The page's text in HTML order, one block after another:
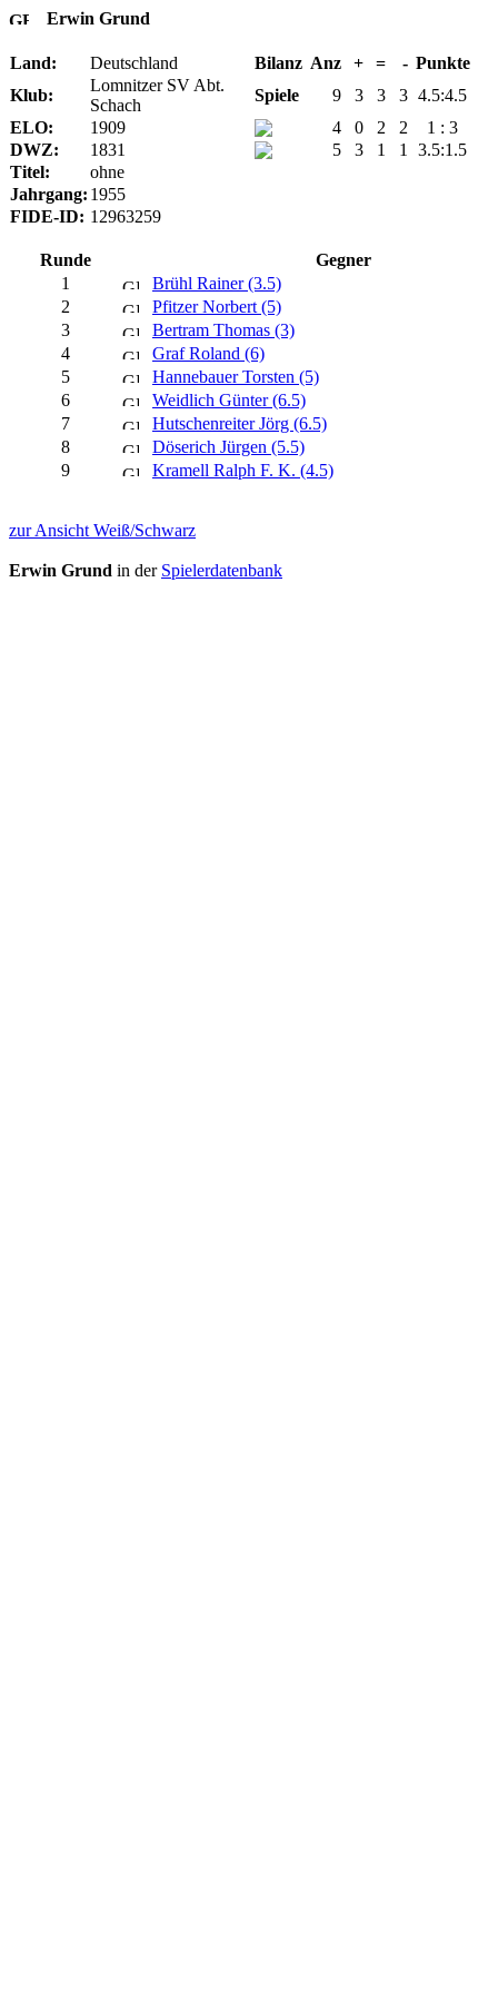
Erwin Grund
Land: Deutschland Bilanz Anz + = - Punkte
Klub:
Lomnitzer SV Abt.
Schach
Spiele 9 3 3 3 4.5:4.5
ELO:
1909 4 0 2 2
1 : 3
DWZ:
1831 5 3 1 1
3.5:1.5
Titel:
ohne
Jahrgang: 1955
FIDE-ID: 12963259
Runde
Gegner
1
Brühl Rainer (3.5)
2
Pfitzer Norbert (5)
3
Bertram Thomas (3)
4
Graf Roland (6)
5
Hannebauer Torsten (5)
6
Weidlich Günter (6.5)
7
Hutschenreiter Jörg (6.5)
8
Döserich Jürgen (5.5)
9
Kramell Ralph F. K. (4.5)
zur Ansicht Weiß/Schwarz
Erwin Grund in der Spielerdatenbank